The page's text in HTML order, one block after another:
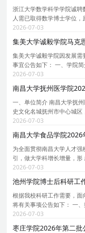
浙江大学数学科学学院诚
人需已取得数学博士学位
教学方面均展现出卓越的成
一人一议；学校则根据职
2026-07-03
集美大学诚毅学院因发展
事宜公告如下： 一、学院
部批准设立，由集美大学与
学院。学院坐落于福建厦
2026-07-03
南昌大学抚州医学院
一、单位简介 南昌大学抚
史文化名城抚州市中心城
亩，校舍建筑总面积24.81
校，学院内设基础医学院
2026-07-03
南昌大学食品学院
为全面贯彻南昌大学人才
引，做大学科增长增量，
发展需要，依托食品科学与
师资博士后专职科研人员
2026-07-03
池州学院博士后科研工
根据我校科研工作需要，
将有关事项公告如下： 一
养，遵纪守法，身体健康；
的可以在2026年12月31日
2026-07-03
枣庄学院2026年第二